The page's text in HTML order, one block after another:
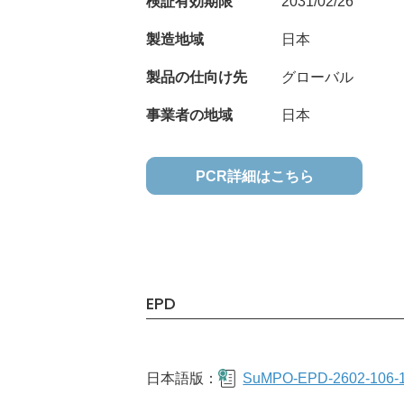
製造地域 日本
製品の仕向け先 グローバル
事業者の地域 日本
PCR詳細はこちら
EPD
日本語版： SuMPO-EPD-2602-106-